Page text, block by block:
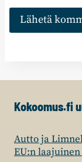
Kokoomus.fi
Autto ja
EU:n